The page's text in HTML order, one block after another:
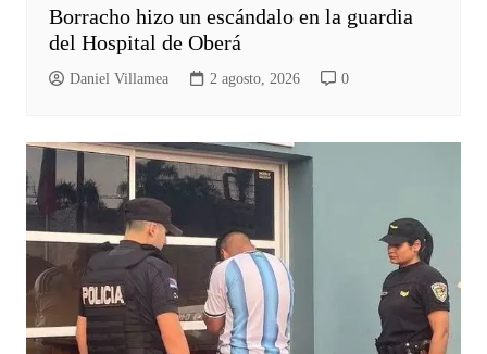
Borracho hizo un escándalo en la guardia
del Hospital de Oberá
Daniel Villamea 2 agosto, 2026 0